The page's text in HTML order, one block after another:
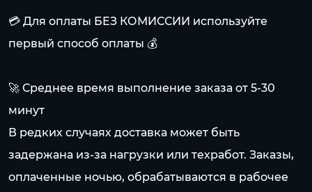
💳 Для оплаты БЕЗ КОМИССИИ используйте
первый способ оплаты 💰
🚀 Среднее время выполнение заказа от 5-30
минут
В редких случаях доставка может быть
задержана из-за нагрузки или техработ. Заказы,
оплаченные ночью, обрабатываются в рабочее